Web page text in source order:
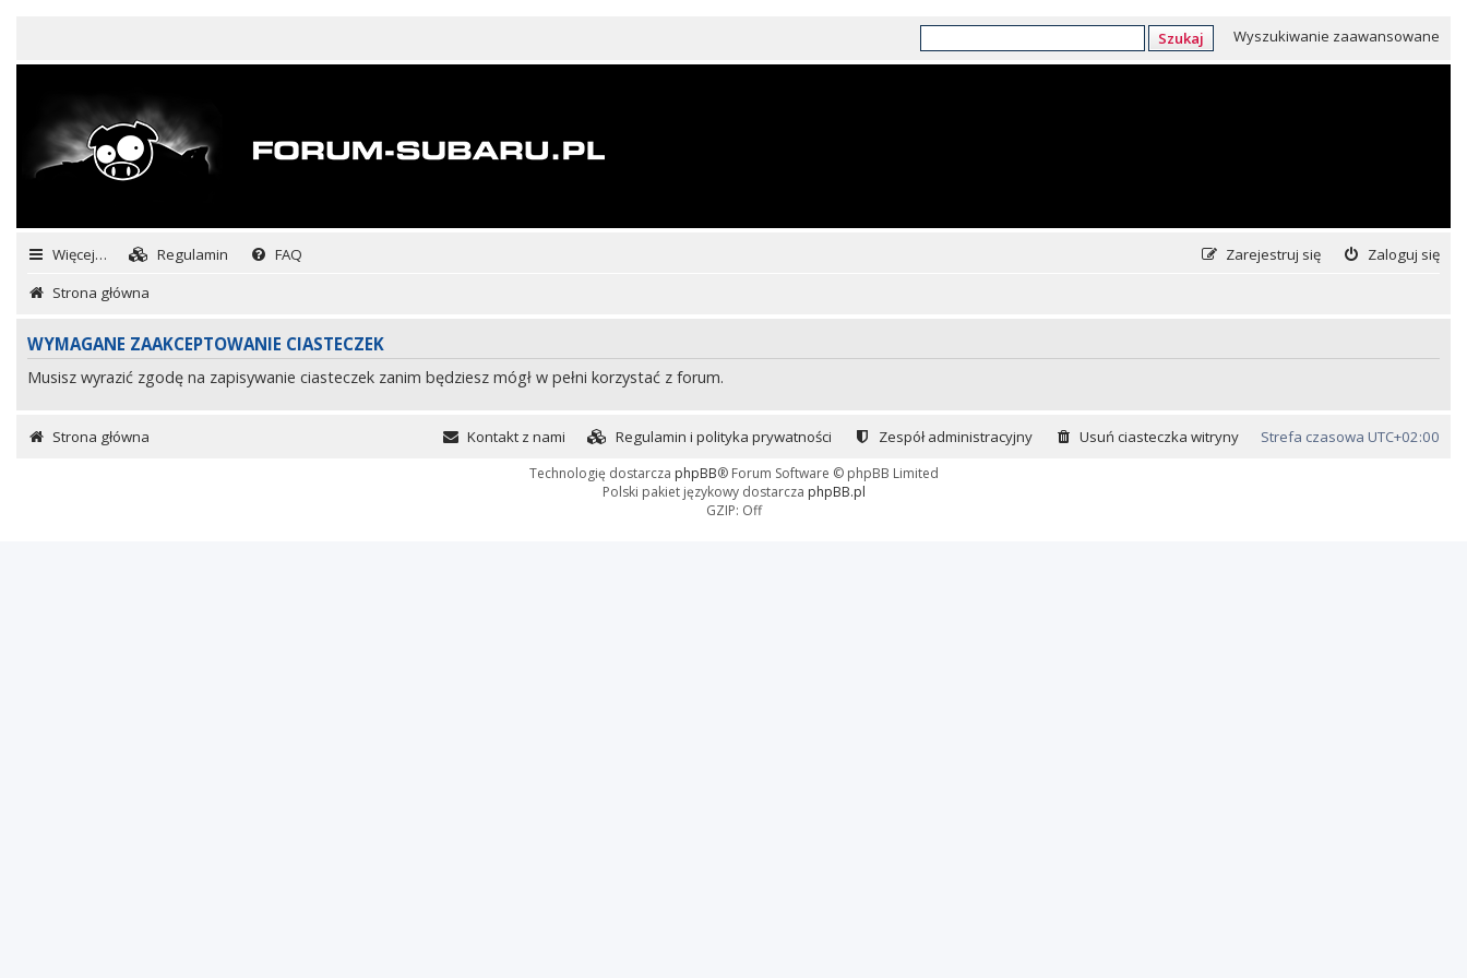
Szukaj Wyszukiwanie zaawansowane
Więcej… Regulamin FAQ Zaloguj się
Zarejestruj się
Strona główna
WYMAGANE ZAAKCEPTOWANIE CIASTECZEK
Musisz wyrazić zgodę na zapisywanie ciasteczek zanim będziesz mógł w pełni korzystać z forum.
Strona główna Strefa czasowa UTC+02:00
Usuń ciasteczka witryny
Zespół administracyjny
Regulamin i polityka prywatności
Kontakt z nami
Technologię dostarcza phpBB® Forum Software © phpBB Limited
Polski pakiet językowy dostarcza phpBB.pl
GZIP: Off